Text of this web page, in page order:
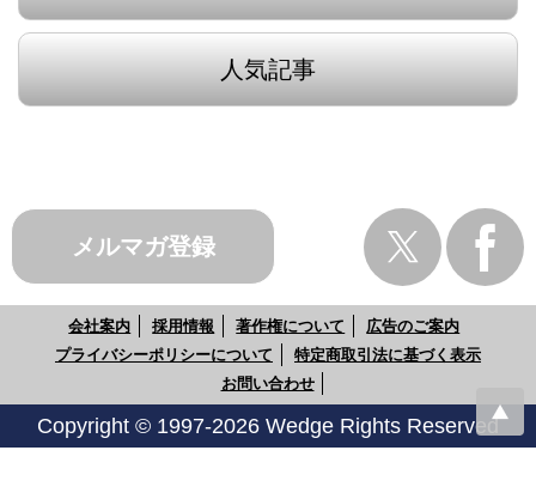
人気記事
メルマガ登録
会社案内 採用情報 著作権について
広告のご案内
プライバシーポリシーについて
特定商取引法に基づく表示
お問い合わせ
Copyright © 1997-2026 Wedge Rights Reserved